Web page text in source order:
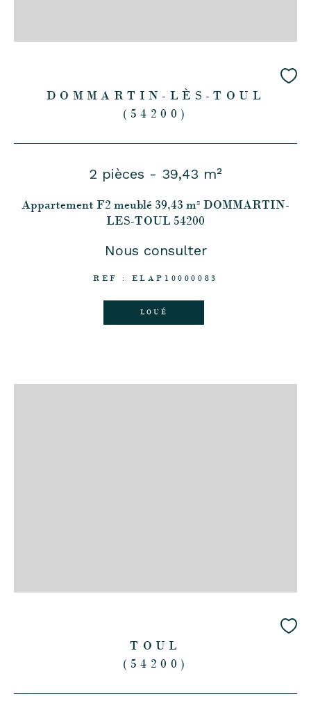
DOMMARTIN-LÈS-TOUL
(54200)
2 pièces - 39,43 m²
Appartement F2 meublé 39,43 m² DOMMARTIN-
LES-TOUL 54200
Nous consulter
REF : ELAP10000083
LOUÉ
TOUL
(54200)